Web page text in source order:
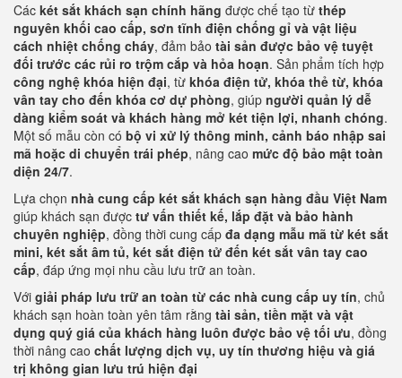
Các két sắt khách sạn chính hãng được chế tạo từ thép
nguyên khối cao cấp, sơn tĩnh điện chống gỉ và vật liệu
cách nhiệt chống cháy, đảm bảo tài sản được bảo vệ tuyệt
đối trước các rủi ro trộm cắp và hỏa hoạn. Sản phẩm tích hợp
công nghệ khóa hiện đại, từ khóa điện tử, khóa thẻ từ, khóa
vân tay cho đến khóa cơ dự phòng, giúp người quản lý dễ
dàng kiểm soát và khách hàng mở két tiện lợi, nhanh chóng.
Một số mẫu còn có bộ vi xử lý thông minh, cảnh báo nhập sai
mã hoặc di chuyển trái phép, nâng cao mức độ bảo mật toàn
diện 24/7.
Lựa chọn nhà cung cấp két sắt khách sạn hàng đầu Việt Nam
giúp khách sạn được tư vấn thiết kế, lắp đặt và bảo hành
chuyên nghiệp, đồng thời cung cấp đa dạng mẫu mã từ két sắt
mini, két sắt âm tủ, két sắt điện tử đến két sắt vân tay cao
cấp, đáp ứng mọi nhu cầu lưu trữ an toàn.
Với giải pháp lưu trữ an toàn từ các nhà cung cấp uy tín, chủ
khách sạn hoàn toàn yên tâm rằng tài sản, tiền mặt và vật
dụng quý giá của khách hàng luôn được bảo vệ tối ưu, đồng
thời nâng cao chất lượng dịch vụ, uy tín thương hiệu và giá
trị không gian lưu trú hiện đại